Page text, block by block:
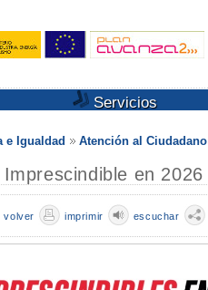
Servicios
e Igualdad Atención al Ciudadano
en 2026
escuchar
imprimir
volver